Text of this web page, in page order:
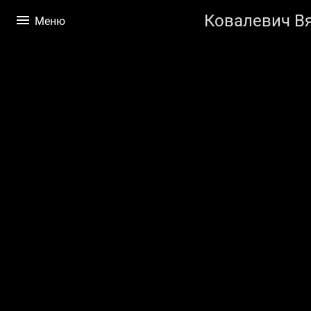
Меню Ковалевич